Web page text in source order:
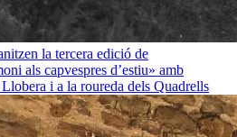
la tercera edició de
als capvespres d’estiu» amb
i a la roureda dels Quadrells